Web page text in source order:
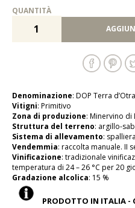
QUANTITÀ
Denominazione: DOP Terra
Vitigni: Primitivo
Zona di produzione: Minervino di
Struttura del terreno: argillo-
Sistema di allevamento: spalliera
Vendemmia: raccolta manuale. II
Vinificazione: tradizionale
temperatura di 24 – 26 °C per 20
Gradazione alcolica: 15 %
PRODOTTO IN ITALIA -